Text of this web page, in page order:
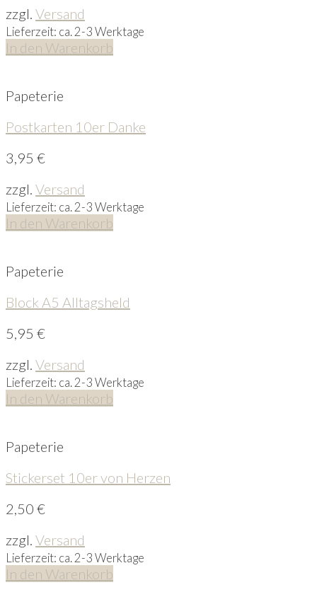
zzgl. Versand
Lieferzeit: ca. 2-3 Werktage
In den Warenkorb
Papeterie
Postkarten 10er Danke
3,95 €
zzgl. Versand
Lieferzeit: ca. 2-3 Werktage
In den Warenkorb
Papeterie
Block A5 Alltagsheld
5,95 €
zzgl. Versand
Lieferzeit: ca. 2-3 Werktage
In den Warenkorb
Papeterie
Stickerset 10er von Herzen
2,50 €
zzgl. Versand
Lieferzeit: ca. 2-3 Werktage
In den Warenkorb